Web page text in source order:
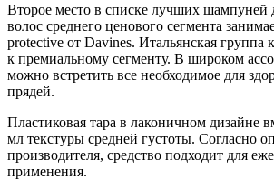
Второе место в списке лучших шампуней
волос среднего ценового сегмента
protective от Davines. Итальянская группа
к премиальному сегменту. В широком
можно встретить все необходимое для
прядей.
Пластиковая тара в лаконичном дизайне
мл текстуры средней густоты. Согласно
производителя, средство подходит для
применения.